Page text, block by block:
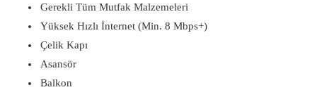
Gerekli Tüm Mutfak Malzemeleri
Yüksek Hızlı İnternet (Min. 8 Mbps+)
Çelik Kapı
Asansör
Balkon